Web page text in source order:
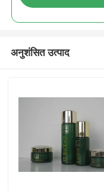
अनुशंसित उत्पाद